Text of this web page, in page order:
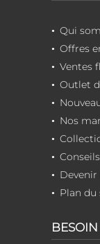
Qui
Offres
Ventes
Outlet
Nos
Plan du